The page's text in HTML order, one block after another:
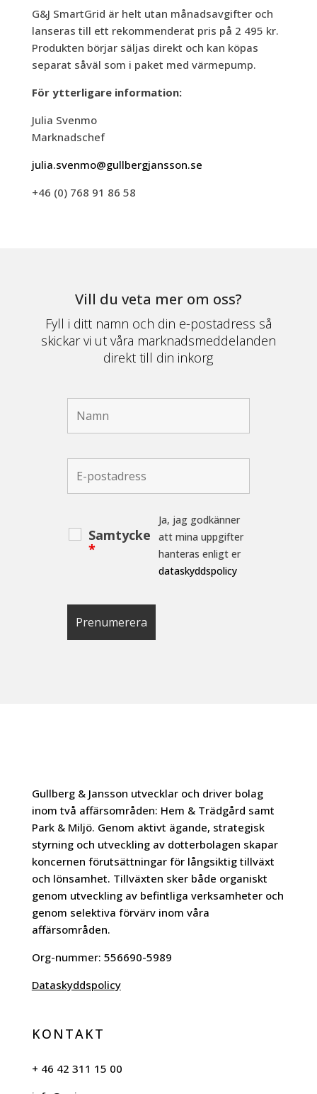
G&J SmartGrid är helt utan månadsavgifter och
lanseras till ett rekommenderat pris på 2 495 kr.
Produkten börjar säljas direkt och kan köpas
separat såväl som i paket med värmepump.
För ytterligare information:
Julia Svenmo
Marknadschef
julia.svenmo@gullbergjansson.se
+46 (0) 768 91 86 58
Vill du veta mer om oss?
Fyll i ditt namn och din e-postadress så
skickar vi ut våra marknadsmeddelanden
direkt till din inkorg
Samtycke
*
Ja, jag godkänner
att mina uppgifter
hanteras enligt er
dataskyddspolicy
Gullberg & Jansson utvecklar och driver bolag
inom två affärsområden: Hem & Trädgård samt
Park & Miljö. Genom aktivt ägande, strategisk
styrning och utveckling av dotterbolagen skapar
koncernen förutsättningar för långsiktig tillväxt
och lönsamhet. Tillväxten sker både organiskt
genom utveckling av befintliga verksamheter och
genom selektiva förvärv inom våra
affärsområden.
Org-nummer: 556690-5989
Dataskyddspolicy
KONTAKT
+ 46 42 311 15 00